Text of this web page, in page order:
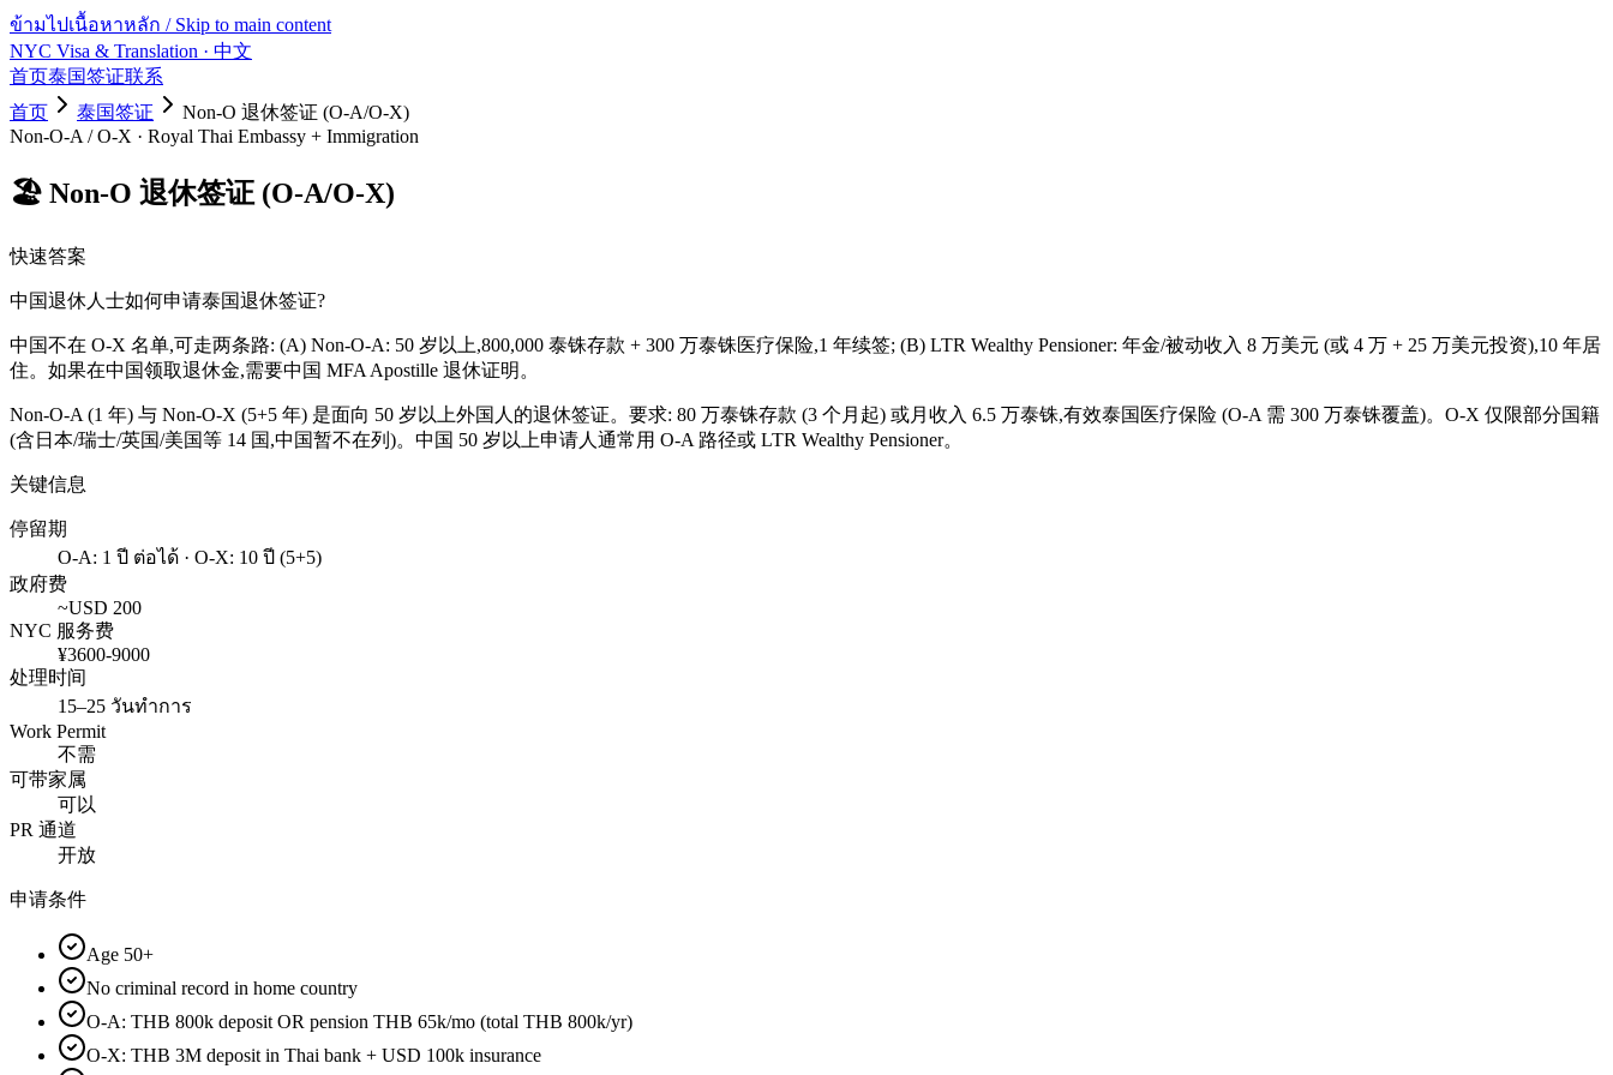
ข้ามไปเนื้อหาหลัก / Skip to main content
NYC Visa & Translation · 中文
首页泰国签证联系
首页
泰国签证
Non-O 退休签证 (O-A/O-X)
Non-O-A / O-X · Royal Thai Embassy + Immigration
🏖️ Non-O 退休签证 (O-A/O-X)
快速答案
中国退休人士如何申请泰国退休签证?
中国不在 O-X 名单,可走两条路: (A) Non-O-A: 50 岁以上,800,000 泰铢存款 + 300 万泰铢医疗保险,1 年续签; (B) LTR Wealthy Pensioner: 年金/被动收入 8 万美元 (或 4 万 + 25 万美元投资),10 年居
住。如果在中国领取退休金,需要中国 MFA Apostille 退休证明。
Non-O-A (1 年) 与 Non-O-X (5+5 年) 是面向 50 岁以上外国人的退休签证。要求: 80 万泰铢存款 (3 个月起) 或月收入 6.5 万泰铢,有效泰国医疗保险 (O-A 需 300 万泰铢覆盖)。O-X 仅限部分国籍
(含日本/瑞士/英国/美国等 14 国,中国暂不在列)。中国 50 岁以上申请人通常用 O-A 路径或 LTR Wealthy Pensioner。
关键信息
停留期
O-A: 1 ปี ต่อได้ · O-X: 10 ปี (5+5)
政府费
~USD 200
NYC 服务费
¥3600-9000
处理时间
15–25 วันทำการ
Work Permit
不需
可带家属
可以
PR 通道
开放
申请条件
Age 50+
No criminal record in home country
O-A: THB 800k deposit OR pension THB 65k/mo (total THB 800k/yr)
O-X: THB 3M deposit in Thai bank + USD 100k insurance